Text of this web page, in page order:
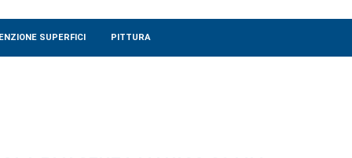
SUPERFICI PITTURA